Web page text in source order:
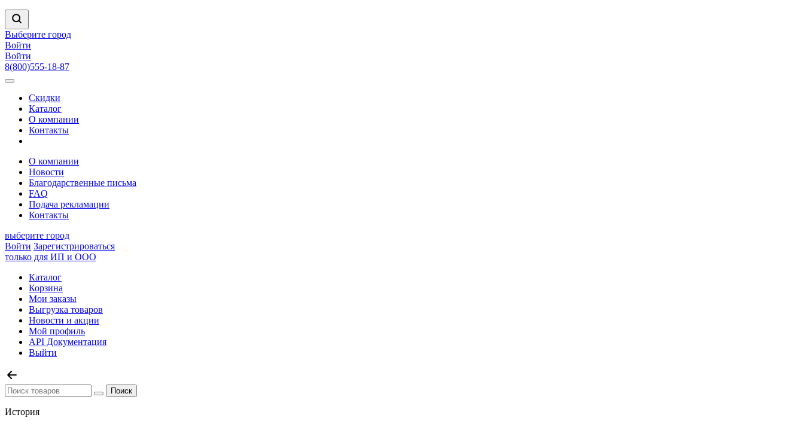
Выберите город
Войти
Войти
8(800)555-18-87
Скидки
Каталог
О компании
Контакты
О компании
Новости
Благодарственные письма
FAQ
Подача рекламации
Контакты
выберите город
Войти Зарегистрироваться
только для ИП и ООО
Каталог
Корзина
Мои заказы
Выгрузка товаров
Новости и акции
Мой профиль
API Документация
Выйти
История